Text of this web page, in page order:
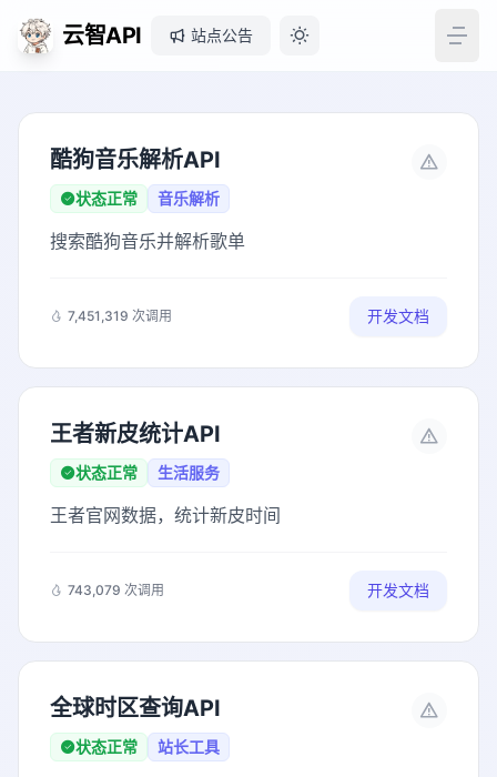
云智API 站点公告
酷狗音乐解析API
状态正常 音乐解析
搜索酷狗音乐并解析歌单
7,451,319 次调用 开发文档
王者新皮统计API
状态正常 生活服务
王者官网数据，统计新皮时间
743,079 次调用 开发文档
全球时区查询API
状态正常 站长工具